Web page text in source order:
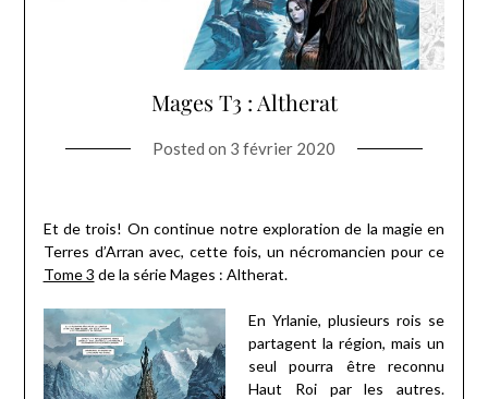
Mages T3 : Altherat
Posted on 3 février 2020
Et de trois! On continue notre exploration de la magie en
Terres d’Arran avec, cette fois, un nécromancien pour ce
Tome 3 de la série Mages : Altherat.
En Yrlanie, plusieurs rois se
partagent la région, mais un
seul pourra être reconnu
Haut Roi par les autres.